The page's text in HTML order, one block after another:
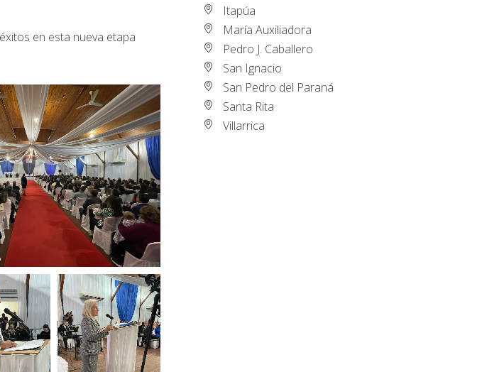
en esta nueva etapa
Itapúa
María Auxiliadora
Pedro J. Caballero
San Ignacio
San Pedro del Paraná
Santa Rita
Villarrica